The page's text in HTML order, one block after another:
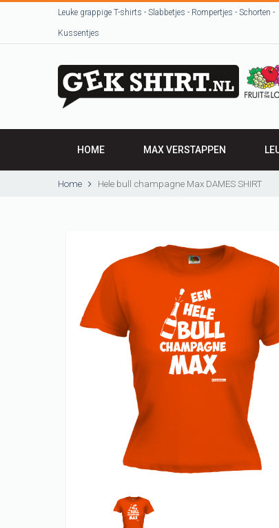
Leuke grappige T-shirts - Slabbetjes - Rompertjes - Schorten -
Kussentjes
HOME MAX VERSTAPPEN
T-
Home Hele bull champagne Max DAMES SHIRT